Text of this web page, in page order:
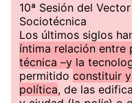
10ª Sesión del
Sociotécnica
Los últimos siglos
íntima relación
técnica –y la
permitido constituir
política, de las